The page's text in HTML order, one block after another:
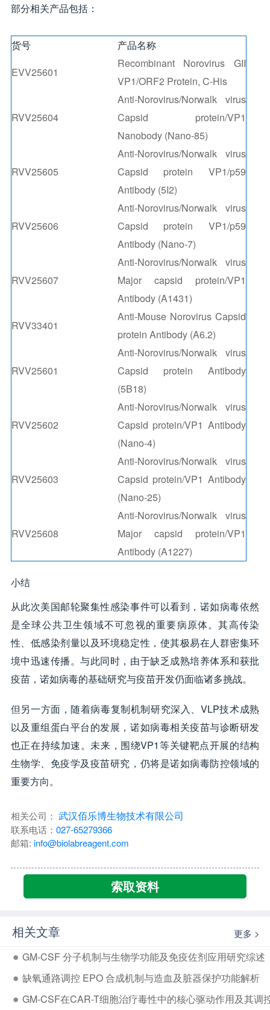
部分相关产品包括：
货号
产品名称
EVV25601
Recombinant Norovirus GII
VP1/ORF2 Protein, C-His
RVV25604
Anti-Norovirus/Norwalk virus
Capsid protein/VP1
Nanobody (Nano-85)
RVV25605
Anti-Norovirus/Norwalk virus
Capsid protein VP1/p59
Antibody (5I2)
RVV25606
Anti-Norovirus/Norwalk virus
Capsid protein VP1/p59
Antibody (Nano-7)
RVV25607
Anti-Norovirus/Norwalk virus
Major capsid protein/VP1
Antibody (A1431)
RVV33401
Anti-Mouse Norovirus Capsid
protein Antibody (A6.2)
RVV25601
Anti-Norovirus/Norwalk virus
Capsid protein Antibody
(5B18)
RVV25602
Anti-Norovirus/Norwalk virus
Capsid protein/VP1 Antibody
(Nano-4)
RVV25603
Anti-Norovirus/Norwalk virus
Capsid protein/VP1 Antibody
(Nano-25)
RVV25608
Anti-Norovirus/Norwalk virus
Major capsid protein/VP1
Antibody (A1227)
小结
从此次美国邮轮聚集性感染事件可以看到，诺如病毒依然
是全球公共卫生领域不可忽视的重要病原体。其高传染
性、低感染剂量以及环境稳定性，使其极易在人群密集环
境中迅速传播。与此同时，由于缺乏成熟培养体系和获批
疫苗，诺如病毒的基础研究与疫苗开发仍面临诸多挑战。
但另一方面，随着病毒复制机制研究深入、VLP技术成熟
以及重组蛋白平台的发展，诺如病毒相关疫苗与诊断研发
也正在持续加速。未来，围绕VP1等关键靶点开展的结构
生物学、免疫学及疫苗研究，仍将是诺如病毒防控领域的
重要方向。
相关公司： 武汉佰乐博生物技术有限公司
联系电话： 027-65279366
邮箱: info@biolabreagent.com
索取资料
相关文章 更多 >
GM-CSF 分子机制与生物学功能及免疫佐剂应用研究综述
缺氧通路调控 EPO 合成机制与造血及脏器保护功能解析
GM-CSF在CAR-T细胞治疗毒性中的核心驱动作用及其调